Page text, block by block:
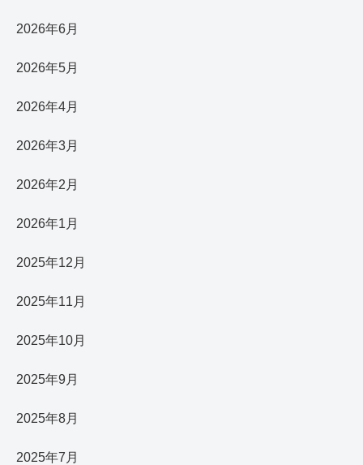
2026年6月
2026年5月
2026年4月
2026年3月
2026年2月
2026年1月
2025年12月
2025年11月
2025年10月
2025年9月
2025年8月
2025年7月